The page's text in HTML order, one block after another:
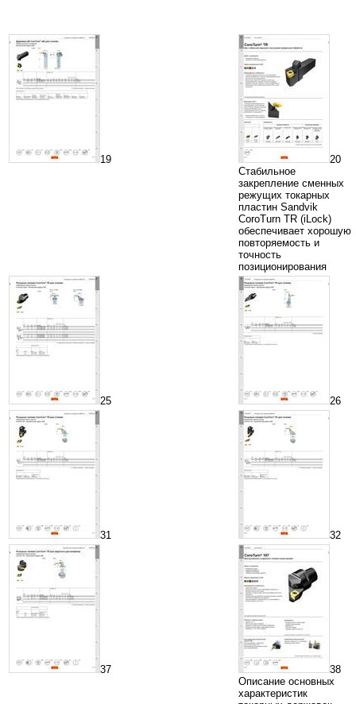
19
20
Стабильное
закрепление сменных
режущих токарных
пластин Sandvik
CoroTurn TR (iLock)
обеспечивает хорошую
повторяемость и
точность
позиционирования
25 26
31 32
37
38
Описание основных
характеристик